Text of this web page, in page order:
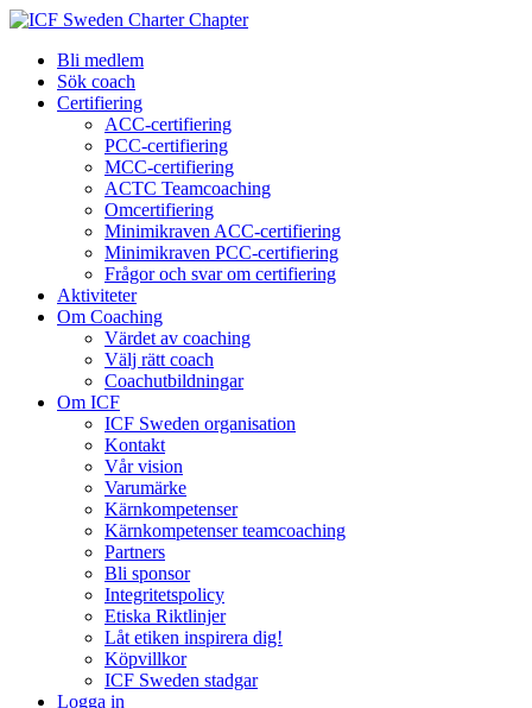
Bli medlem
Sök coach
Certifiering
ACC-certifiering
PCC-certifiering
MCC-certifiering
ACTC Teamcoaching
Omcertifiering
Minimikraven ACC-certifiering
Minimikraven PCC-certifiering
Frågor och svar om certifiering
Aktiviteter
Om Coaching
Värdet av coaching
Välj rätt coach
Coachutbildningar
Om ICF
ICF Sweden organisation
Kontakt
Vår vision
Varumärke
Kärnkompetenser
Kärnkompetenser teamcoaching
Partners
Bli sponsor
Integritetspolicy
Etiska Riktlinjer
Låt etiken inspirera dig!
Köpvillkor
ICF Sweden stadgar
Logga in